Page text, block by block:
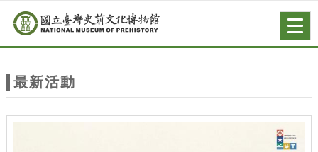
站
主
跳到主要內容
網站導覽
最新活動